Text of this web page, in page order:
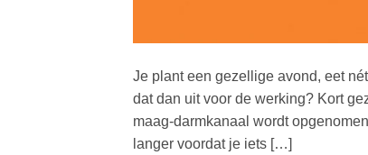
Je plant een gezellige avond, eet
dat dan uit voor de werking? Kort
maag-darmkanaal wordt
langer voordat je iets […]